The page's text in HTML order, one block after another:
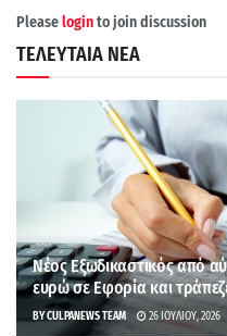
Pleaseloginto join discussion
ΤΕΛΕΥΤΑΙΑ ΝΕΑ
Νέος Εξωδικαστικός από
ευρώ σε Εφορία και
BYCULPANEWS TEAM 26 ΙΟΥΛΊΟΥ, 2026